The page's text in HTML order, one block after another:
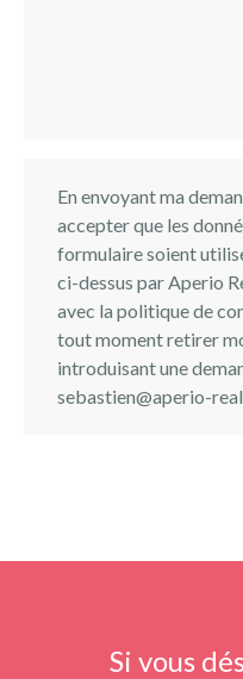
En envoyant ma
accepter que les
formulaire soient
ci-dessus par Aperio
avec la politique de
tout moment retirer
introduisant une
sebastien@aperio-
Si vous